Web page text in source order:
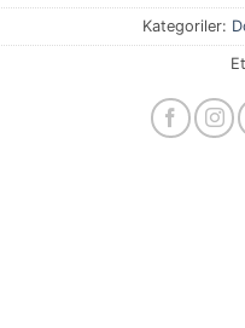
Kategoriler: